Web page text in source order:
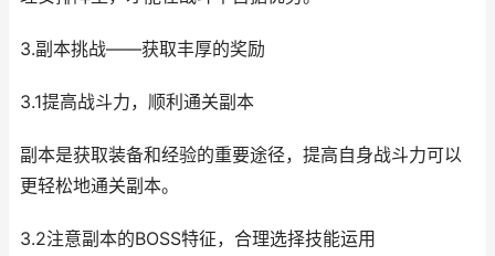
3.副本挑战——获取丰厚的奖励
3.1提高战斗力，顺利通关副本
副本是获取装备和经验的重要途径，提高自身战斗力可以
更轻松地通关副本。
3.2注意副本的BOSS特征，合理选择技能运用